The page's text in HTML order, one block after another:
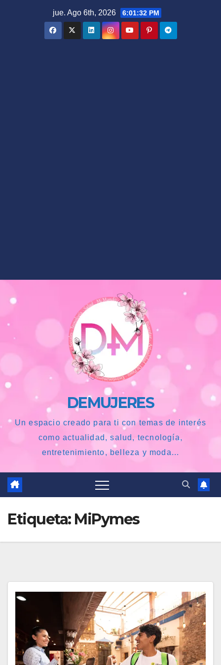
jue. Ago 6th, 2026 6:01:33 PM
DEMUJERES
Un espacio creado para ti con temas de interés
como actualidad, salud, tecnología,
entretenimiento, belleza y moda...
Etiqueta: MiPymes